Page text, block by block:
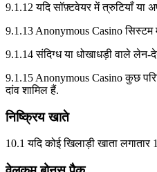
9.1.12 यदि सॉफ़्टवेयर में त्रुटियाँ या
9.1.13 Anonymous Casino सिस्टम
9.1.14 संदिग्ध या धोखाधड़ी वाले
9.1.15 Anonymous Casino कुछ
दांव शामिल हैं.
निष्क्रिय खाते
10.1 यदि कोई खिलाड़ी खाता